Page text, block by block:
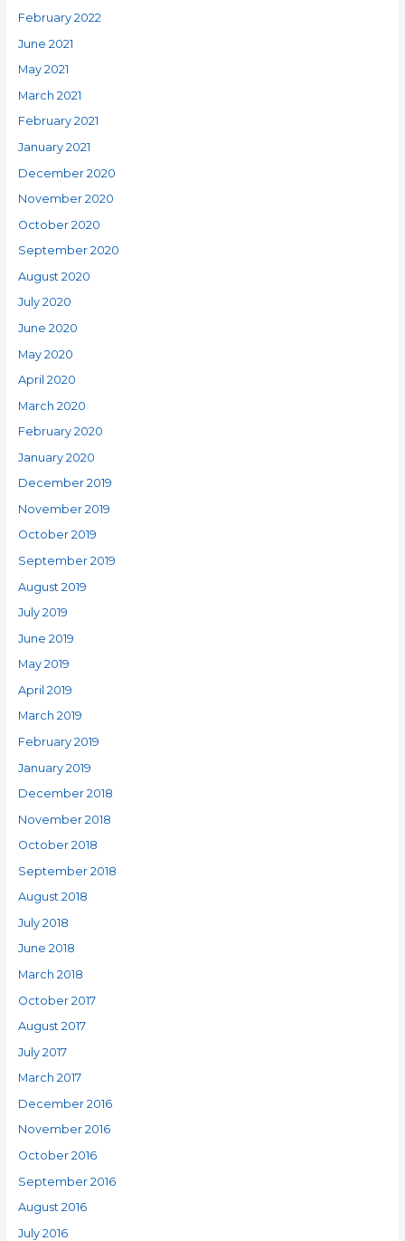
February 2022
June 2021
May 2021
March 2021
February 2021
January 2021
December 2020
November 2020
October 2020
September 2020
August 2020
July 2020
June 2020
May 2020
April 2020
March 2020
February 2020
January 2020
December 2019
November 2019
October 2019
September 2019
August 2019
July 2019
June 2019
May 2019
April 2019
March 2019
February 2019
January 2019
December 2018
November 2018
October 2018
September 2018
August 2018
July 2018
June 2018
March 2018
October 2017
August 2017
July 2017
March 2017
December 2016
November 2016
October 2016
September 2016
August 2016
July 2016